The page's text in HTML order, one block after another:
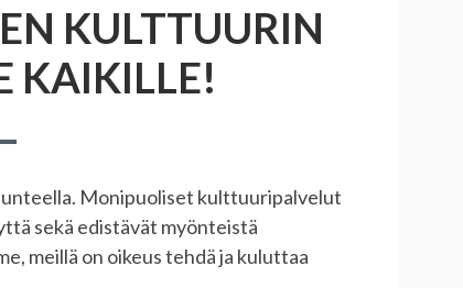
KULTTUURIN
KAIKILLE!
Monipuoliset kulttuuripalvelut
sekä edistävät myönteistä
meillä on oikeus tehdä ja kuluttaa